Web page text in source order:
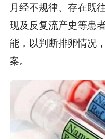
月经不规律、存在既
现及反复流产史等患
能，以判断排卵情况
案。